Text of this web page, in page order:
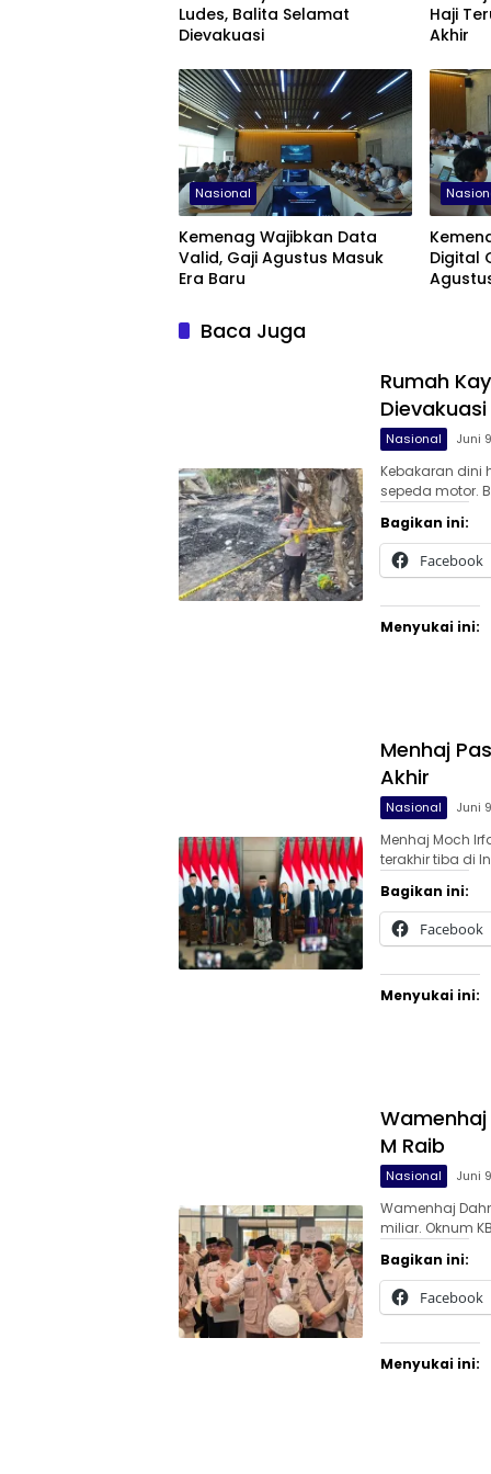
Ludes, Balita Selamat
Dievakuasi
Haji
Akhir
Nasional
Kemenag Wajibkan Data
Valid, Gaji Agustus Masuk
Era Baru
Digital
Baca Juga
Rumah
Dievakuasi
Nasional Juni
Kebakaran dini
sepeda motor.
Bagikan ini:
Facebook
Menyukai ini:
Menhaj
Akhir
Nasional Juni
Menhaj Moch
terakhir tiba di
Bagikan ini:
Facebook
Menyukai ini:
Wamenhaj
M Raib
Nasional Juni
Wamenhaj
miliar. Oknum
Bagikan ini:
Facebook
Menyukai ini: